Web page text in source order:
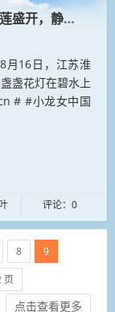
盛开，静谧唯美。
16日，江苏淮
盏花灯在碧水上
# #小龙女中国
评论：0
8 9
页
点击查看更多